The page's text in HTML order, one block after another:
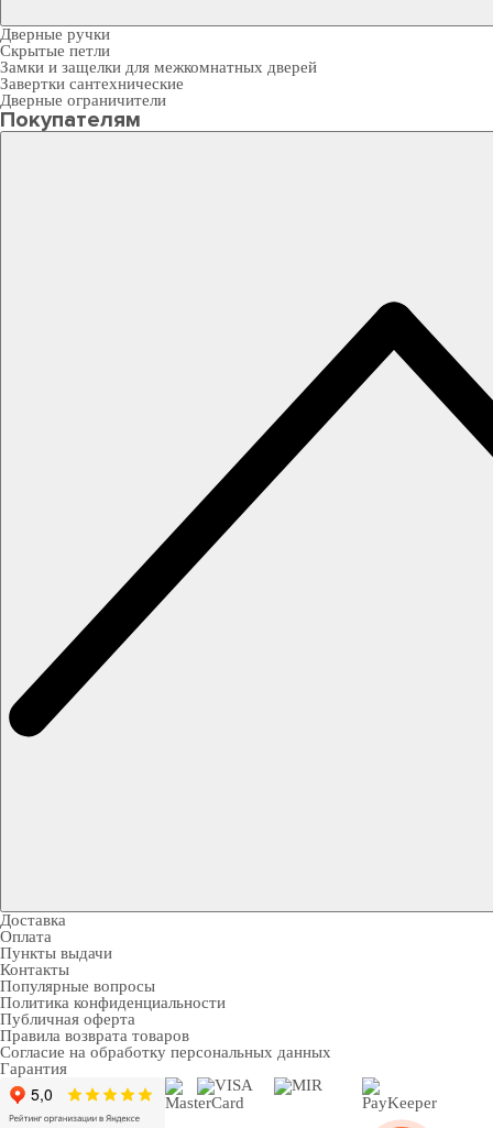
Дверные ручки
Скрытые петли
Замки и защелки для межкомнатных дверей
Завертки сантехнические
Дверные ограничители
Покупателям
Доставка
Оплата
Пункты выдачи
Контакты
Популярные вопросы
Политика конфиденциальности
Публичная оферта
Правила возврата товаров
Согласие на обработку персональных данных
Гарантия